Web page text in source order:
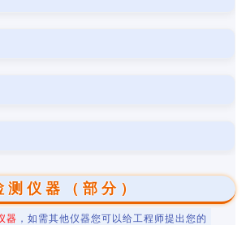
测仪器（部分）
器 ，如需其他仪器您可以给工程师提出您的